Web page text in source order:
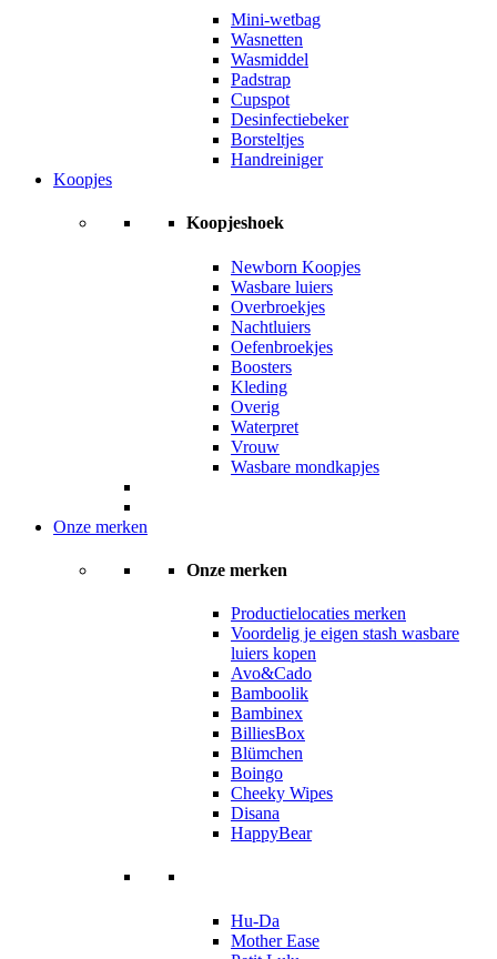
Mini-wetbag
Wasnetten
Wasmiddel
Padstrap
Cupspot
Desinfectiebeker
Borsteltjes
Handreiniger
Koopjes
Koopjeshoek
Newborn Koopjes
Wasbare luiers
Overbroekjes
Nachtluiers
Oefenbroekjes
Boosters
Kleding
Overig
Waterpret
Vrouw
Wasbare mondkapjes
Onze merken
Onze merken
Productielocaties merken
Voordelig je eigen stash wasbare
luiers kopen
Avo&Cado
Bamboolik
Bambinex
BilliesBox
Blümchen
Boingo
Cheeky Wipes
Disana
HappyBear
Hu-Da
Mother Ease